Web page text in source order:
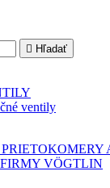
 Hľadať
ventily
VÖGTLIN